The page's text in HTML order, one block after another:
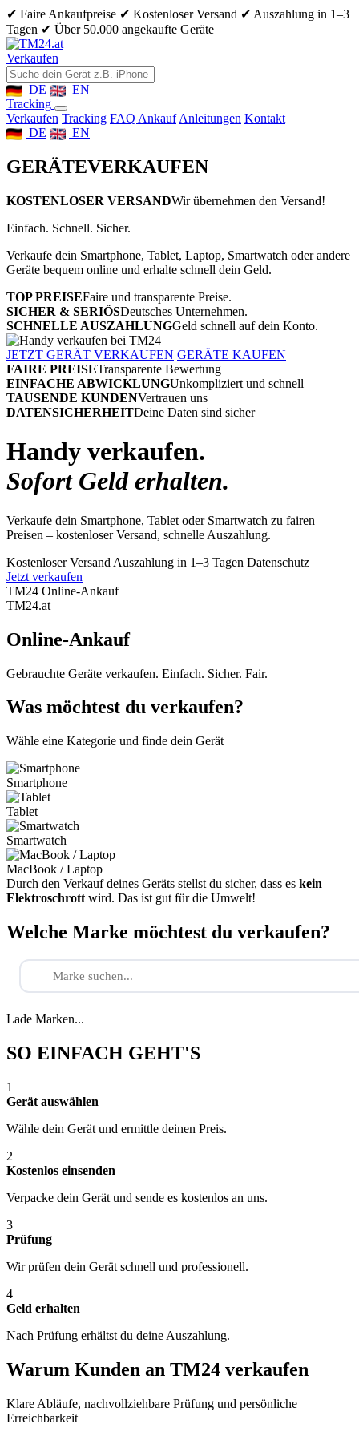
✔ Faire Ankaufpreise ✔ Kostenloser Versand ✔ Auszahlung in 1–3
Tagen ✔ Über 50.000 angekaufte Geräte
Verkaufen
DE
EN
Tracking
Verkaufen Tracking FAQ Ankauf Anleitungen Kontakt
DE
EN
GERÄTEVERKAUFEN
KOSTENLOSER VERSANDWir übernehmen den Versand!
Einfach. Schnell. Sicher.
Verkaufe dein Smartphone, Tablet, Laptop, Smartwatch oder andere
Geräte bequem online und erhalte schnell dein Geld.
TOP PREISEFaire und transparente Preise.
SICHER & SERIÖSDeutsches Unternehmen.
SCHNELLE AUSZAHLUNGGeld schnell auf dein Konto.
JETZT GERÄT VERKAUFEN GERÄTE KAUFEN
FAIRE PREISETransparente Bewertung
EINFACHE ABWICKLUNGUnkompliziert und schnell
TAUSENDE KUNDENVertrauen uns
DATENSICHERHEITDeine Daten sind sicher
Handy verkaufen.
Sofort Geld erhalten.
Verkaufe dein Smartphone, Tablet oder Smartwatch zu fairen
Preisen – kostenloser Versand, schnelle Auszahlung.
Kostenloser Versand Auszahlung in 1–3 Tagen Datenschutz
Jetzt verkaufen
TM24 Online-Ankauf
TM24.at
Online-Ankauf
Gebrauchte Geräte verkaufen. Einfach. Sicher. Fair.
Was möchtest du verkaufen?
Wähle eine Kategorie und finde dein Gerät
Smartphone
Tablet
Smartwatch
MacBook / Laptop
Durch den Verkauf deines Geräts stellst du sicher, dass es kein
Elektroschrott wird. Das ist gut für die Umwelt!
Welche Marke möchtest du verkaufen?
Lade Marken...
SO EINFACH GEHT'S
1
Gerät auswählen
Wähle dein Gerät und ermittle deinen Preis.
2
Kostenlos einsenden
Verpacke dein Gerät und sende es kostenlos an uns.
3
Prüfung
Wir prüfen dein Gerät schnell und professionell.
4
Geld erhalten
Nach Prüfung erhältst du deine Auszahlung.
Warum Kunden an TM24 verkaufen
Klare Abläufe, nachvollziehbare Prüfung und persönliche
Erreichbarkeit